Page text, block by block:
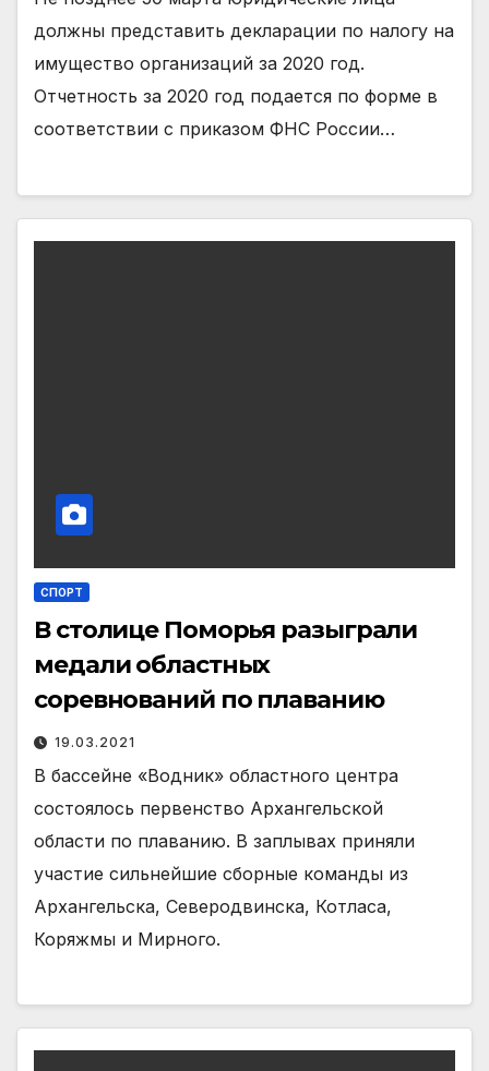
должны представить декларации по налогу на
имущество организаций за 2020 год.
Отчетность за 2020 год подается по форме в
соответствии с приказом ФНС России…
СПОРТ
В столице Поморья разыграли
медали областных
соревнований по плаванию
19.03.2021
В бассейне «Водник» областного центра
состоялось первенство Архангельской
области по плаванию. В заплывах приняли
участие сильнейшие сборные команды из
Архангельска, Северодвинска, Котласа,
Коряжмы и Мирного.